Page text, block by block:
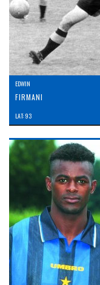
EDWIN
FIRMANI
LAT: 93